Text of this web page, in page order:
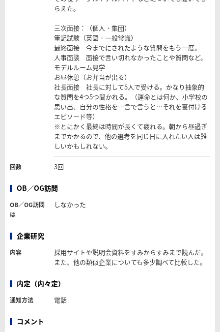
らえた。
三次面接：（個人・集団）
筆記試験（英語・一般常識）
最終面接 今までにされたような質問をもう一度。
人事面談 面接で言い切れなかったことや質問など。
モデルルーム見学
お昼休憩（お弁当が出る）
社長面接 社長に対して5人で受ける。かなり抽象的
な質問を4つ5つ聞かれる。（運命とは何か、小学校の
思い出、自分の性格を一言で言うと…それを裏付ける
エピソード等）
※とにかく最終は時間が長くて疲れる。朝から昼過ぎ
までかかるので、他の選考を同じ日に入れたい人は難
しいかもしれない。
回数 3回
OB／OG訪問
OB／OG訪問
は
しなかった
企業研究
内容
採用サイトや説明会資料をすみからすみまで読んだ。
また、他の類似企業についても多少調べて比較した。
内定（内々定）
通知方法 電話
コメント